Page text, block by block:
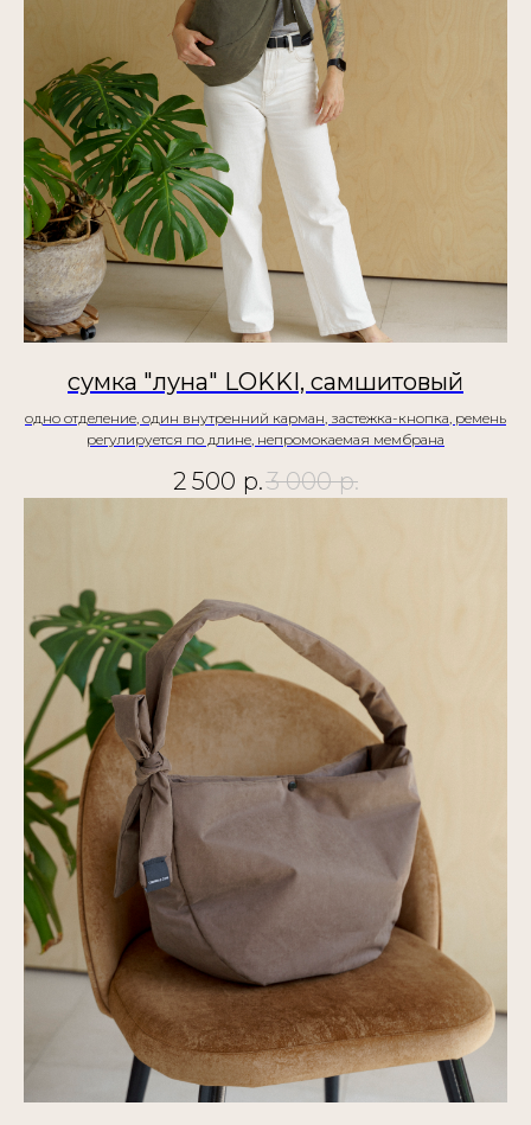
сумка "луна" LOKKI, самшитовый
одно отделение, один внутренний карман, застежка-кнопка, ремень
регулируется по длине, непромокаемая мембрана
2 500 р.3 000 р.